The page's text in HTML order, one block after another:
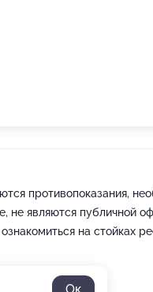
противопоказания,
не являются публичной
на стойках